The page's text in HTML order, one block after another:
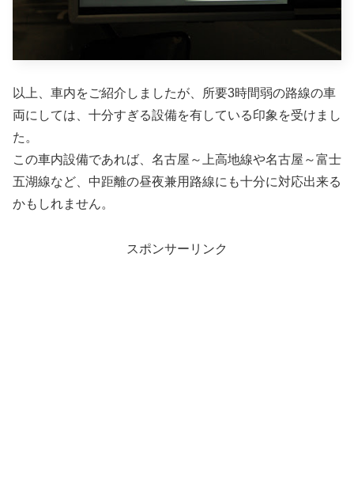
以上、車内をご紹介しましたが、所要3時間弱の路線の車
両にしては、十分すぎる設備を有している印象を受けまし
た。
この車内設備であれば、名古屋～上高地線や名古屋～富士
五湖線など、中距離の昼夜兼用路線にも十分に対応出来る
かもしれません。
スポンサーリンク